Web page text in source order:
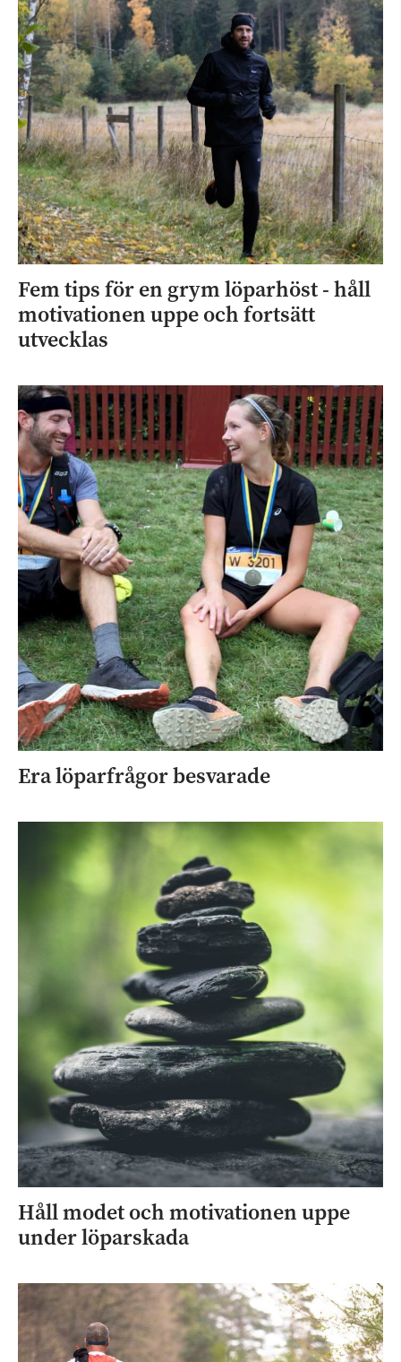
Fem tips för en grym löparhöst - håll
motivationen uppe och fortsätt
utvecklas
Era löparfrågor besvarade
Håll modet och motivationen uppe
under löparskada